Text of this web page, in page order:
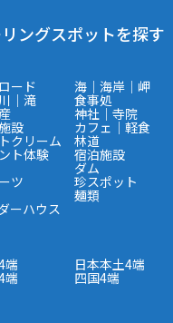
ングスポットを探す
ード 海｜海岸｜岬
｜滝 食事処
神社｜寺院
設 カフェ｜軽食
クリーム 林道
ト体験 宿泊施設
ダム
ツ 珍スポット
麺類
ーハウス
端 日本本土4端
端 四国4端